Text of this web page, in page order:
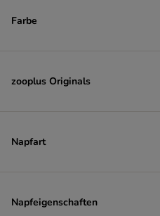
Farbe
zooplus Originals
Napfart
Napfeigenschaften